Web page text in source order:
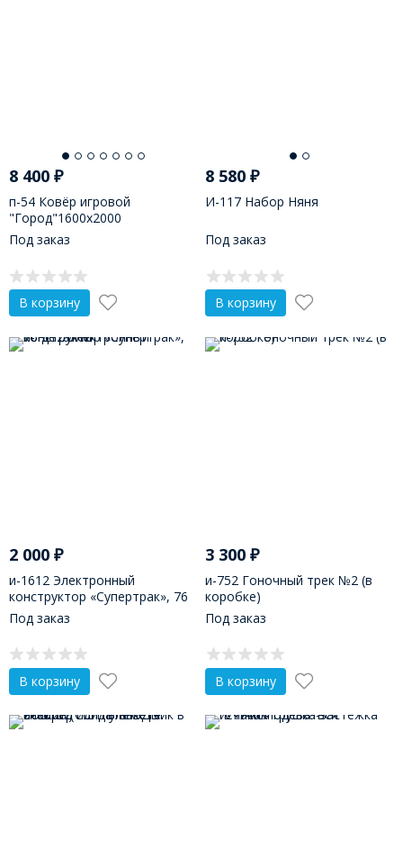
8 400 ₽
п-54 Ковёр игровой
"Город"1600х2000
Под заказ
В корзину
8 580₽
И-117 Набор Няня
Под заказ
В корзину
2 000 ₽
и-1612 Электронный
конструктор «Супертрак», 76
деталей
Под заказ
В корзину
3 300₽
и-752 Гоночный трек №2 (в
коробке)
Под заказ
В корзину